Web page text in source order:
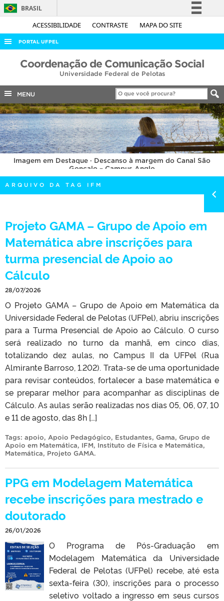
ACESSIBILIDADE CONTRASTE MAPA DO SITE
BRASIL
Simplifique!
Acesso à informação
Legislação
Canais
PORTAL UFPEL
ACESSO À INFORMAÇÃO
COBALTO
CONCURSOS
EDITAIS
INTERNACIONAL
OUVIDORIA
PORTARIAS
TELEFONES
Coordenação de Comunicação Social
Universidade Federal de Pelotas
MENU
Imagem em Destaque · Descanso à margem do Canal São
Gonçalo – Campus Anglo
ARQUIVO DA TAG IFM
Projeto GAMA – Grupo de Apoio em
Matemática abre inscrições para
turma presencial de Apoio ao
Cálculo
28/07/2026
O Projeto GAMA – Grupo de Apoio em Matemática da
Universidade Federal de Pelotas (UFPel), abriu inscrições
para a Turma Presencial de Apoio ao Cálculo. O curso
será realizado no turno da manhã, em cinco dias,
totalizando dez aulas, no Campus II da UFPel (Rua
Almirante Barroso, 1.202). Trata-se de uma oportunidade
para revisar conteúdos, fortalecer a base matemática e
se preparar melhor para acompanhar as disciplinas de
Cálculo. As aulas serão realizadas nos dias 05, 06, 07, 10
e 11 de agosto, das 8h […]
Tags: apoio, Apoio Pedagógico, Estudantes, Gama, Grupo de
Apoio em Matemática, IFM, Instituto de Física e Matemática,
Matemática, Projeto GAMA.
PPG em Modelagem Matemática
recebe inscrições para mestrado e
doutorado
26/01/2026
O Programa de Pós-Graduação em
Modelagem Matemática da Universidade
Federal de Pelotas (UFPel) recebe, até esta
sexta-feira (30), inscrições para o processo
seletivo voltado a ingresso em seus cursos